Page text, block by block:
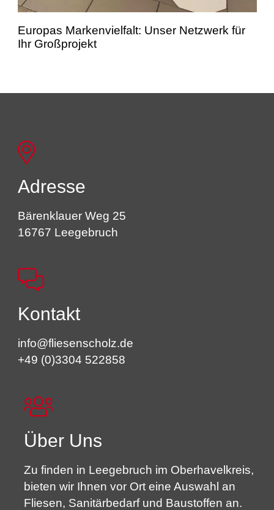
Europas Markenvielfalt: Unser Netzwerk für
Ihr Großprojekt
Adresse
Bärenklauer Weg 25
16767 Leegebruch
Kontakt
info@fliesenscholz.de
+49 (0)3304 522858
Über Uns
Zu finden in Leegebruch im Oberhavelkreis,
bieten wir Ihnen vor Ort eine Auswahl an
Fliesen, Sanitärbedarf und Baustoffen an.